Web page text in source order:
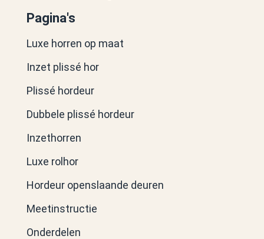
Pagina's
Luxe horren op maat
Inzet plissé hor
Plissé hordeur
Dubbele plissé hordeur
Inzethorren
Luxe rolhor
Hordeur openslaande deuren
Meetinstructie
Onderdelen